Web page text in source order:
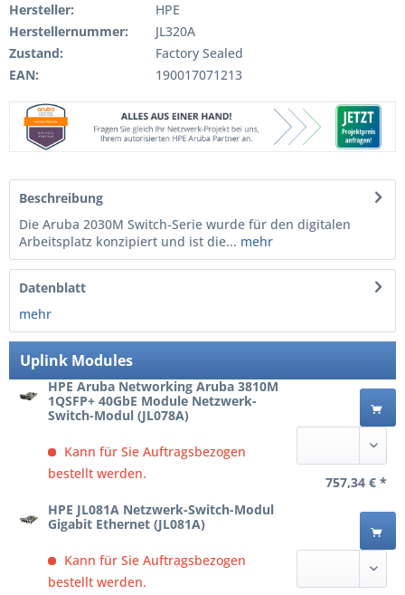
Hersteller:
HPE
Herstellernummer:
JL320A
Zustand:
Factory Sealed
EAN:
190017071213
Beschreibung
Die Aruba 2030M Switch-Serie wurde für den digitalen
Arbeitsplatz konzipiert und ist die... mehr
Datenblatt
mehr
Uplink Modules
HPE Aruba Networking Aruba 3810M
1QSFP+ 40GbE Module Netzwerk-
Switch-Modul (JL078A)
Kann für Sie Auftragsbezogen
bestellt werden.
757,34 € *
HPE JL081A Netzwerk-Switch-Modul
Gigabit Ethernet (JL081A)
Kann für Sie Auftragsbezogen
bestellt werden.